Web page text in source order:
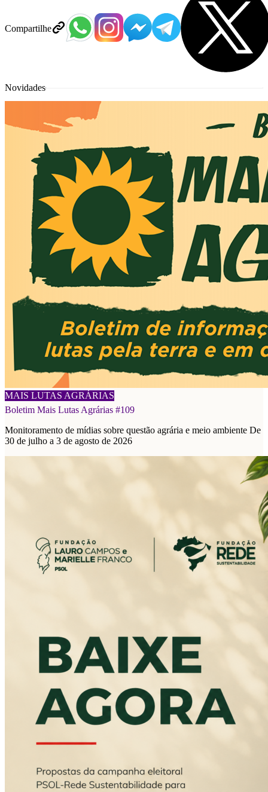
Compartilhe
Novidades
MAIS LUTAS AGRÁRIAS
08/08/2026
Boletim Mais Lutas Agrárias #109
Monitoramento de mídias sobre questão agrária e meio ambiente De
30 de julho a 3 de agosto de 2026